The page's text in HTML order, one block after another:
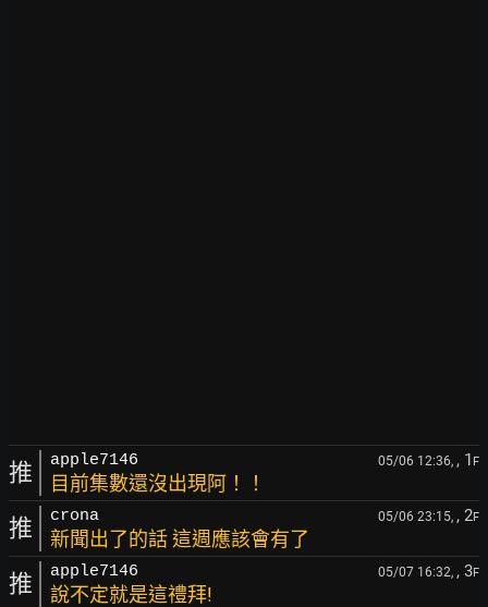
推 apple7146 05/06 12:36, , 1 F
目前集數還沒出現阿！！
推 crona 05/06 23:15, , 2F
新聞出了的話 這週應該會有了
推 apple7146 05/07 16:32, , 3F
說不定就是這禮拜!